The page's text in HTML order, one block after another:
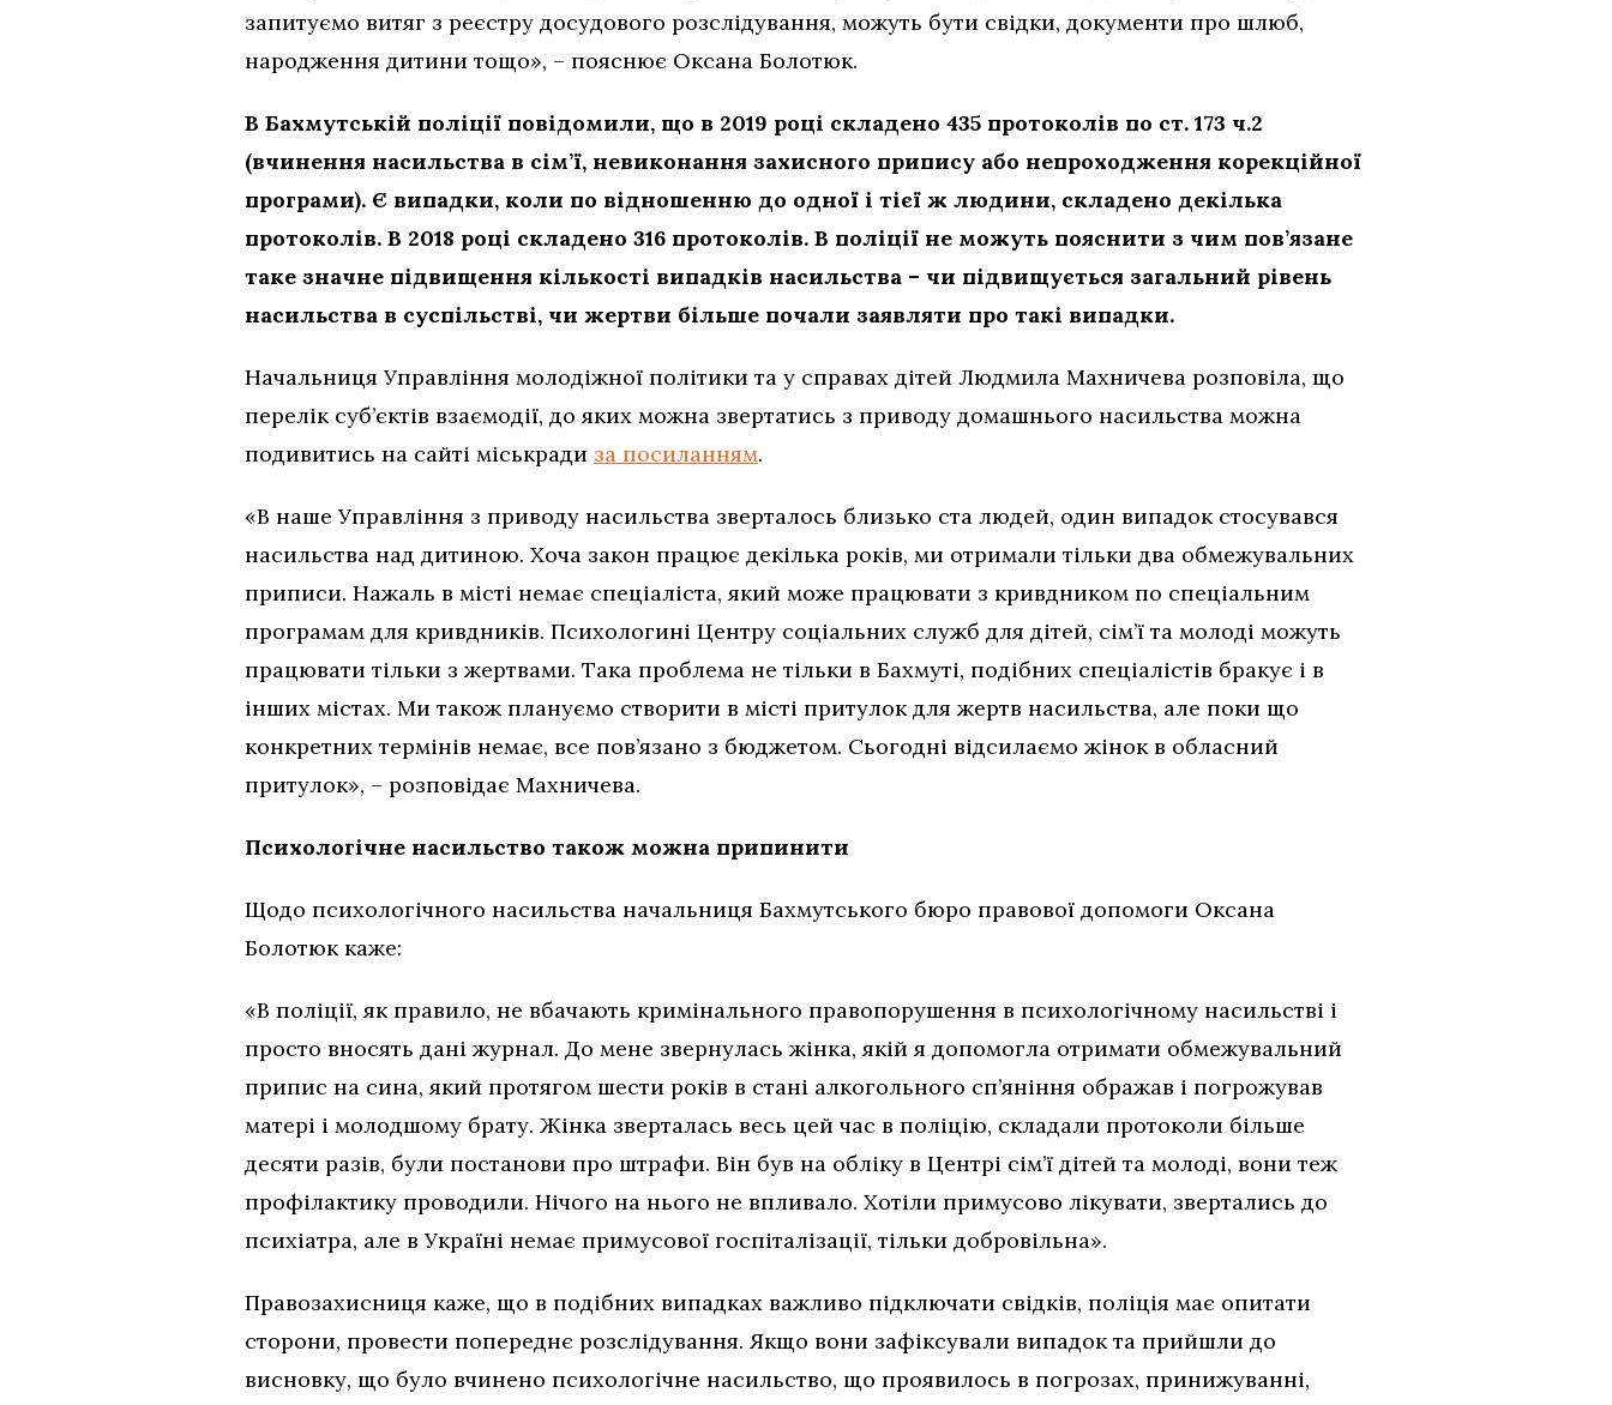
запитуємо витяг з реєстру досудового розслідування, можуть бути свідки, документи про шлюб,
народження дитини тощо», – пояснює Оксана Болотюк.
В Бахмутській поліції повідомили, що в 2019 році складено 435 протоколів по ст. 173 ч.2
(вчинення насильства в сім’ї, невиконання захисного припису або непроходження корекційної
програми). Є випадки, коли по відношенню до одної і тієї ж людини, складено декілька
протоколів. В 2018 році складено 316 протоколів. В поліції не можуть пояснити з чим пов’язане
таке значне підвищення кількості випадків насильства – чи підвищується загальний рівень
насильства в суспільстві, чи жертви більше почали заявляти про такі випадки.
Начальниця Управління молодіжної політики та у справах дітей Людмила Махничева розповіла, що
перелік суб’єктів взаємодії, до яких можна звертатись з приводу домашнього насильства можна
подивитись на сайті міськради за посиланням.
«В наше Управління з приводу насильства зверталось близько ста людей, один випадок стосувався
насильства над дитиною. Хоча закон працює декілька років, ми отримали тільки два обмежувальних
приписи. Нажаль в місті немає спеціаліста, який може працювати з кривдником по спеціальним
програмам для кривдників. Психологині Центру соціальних служб для дітей, сім’ї та молоді можуть
працювати тільки з жертвами. Така проблема не тільки в Бахмуті, подібних спеціалістів бракує і в
інших містах. Ми також плануємо створити в місті притулок для жертв насильства, але поки що
конкретних термінів немає, все пов’язано з бюджетом. Сьогодні відсилаємо жінок в обласний
притулок», – розповідає Махничева.
Психологічне насильство також можна припинити
Щодо психологічного насильства начальниця Бахмутського бюро правової допомоги Оксана
Болотюк каже:
«В поліції, як правило, не вбачають кримінального правопорушення в психологічному насильстві і
просто вносять дані журнал. До мене звернулась жінка, якій я допомогла отримати обмежувальний
припис на сина, який протягом шести років в стані алкогольного сп’яніння ображав і погрожував
матері і молодшому брату. Жінка зверталась весь цей час в поліцію, складали протоколи більше
десяти разів, були постанови про штрафи. Він був на обліку в Центрі сім’ї дітей та молоді, вони теж
профілактику проводили. Нічого на нього не впливало. Хотіли примусово лікувати, звертались до
психіатра, але в Україні немає примусової госпіталізації, тільки добровільна».
Правозахисниця каже, що в подібних випадках важливо підключати свідків, поліція має опитати
сторони, провести попереднє розслідування. Якщо вони зафіксували випадок та прийшли до
висновку, що було вчинено психологічне насильство, що проявилось в погрозах, принижуванні,